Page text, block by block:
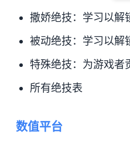
撒娇绝技：学习以解
被动绝技：学习以解
特殊绝技：为游戏者
所有绝技表
数值平台